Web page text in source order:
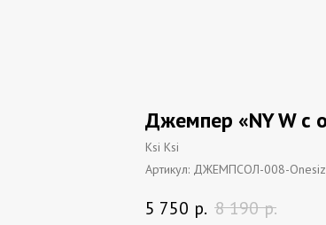
Джемпер «NY W с
Ksi Ksi
Артикул: ДЖЕМПСОЛ-008-
5 750 р. 8 190 р.